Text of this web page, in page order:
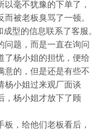
毫不犹豫的下单了，
被老板臭骂了一顿。
型的信息联系了客服。
问题，而是一直在询问
了杨小姐的担忧，便给
意的，但是还是有些不
杨小姐过来观厂面谈
，杨小姐才放下了顾
，给他们老板看后，